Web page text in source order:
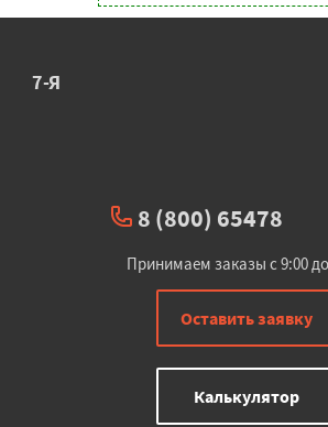
7-Я
8 (800) 65478
Принимаем заказы с 9:00
Оставить заявку
Калькулятор